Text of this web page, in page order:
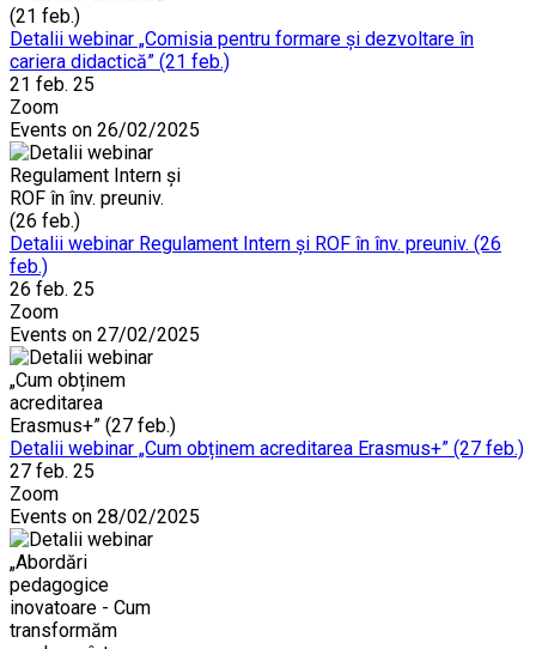
Detalii webinar „Comisia pentru formare și dezvoltare în
cariera didactică” (21 feb.)
21 feb. 25
Zoom
Events on 26/02/2025
Detalii webinar Regulament Intern și ROF în înv. preuniv. (26
feb.)
26 feb. 25
Zoom
Events on 27/02/2025
Detalii webinar „Cum obținem acreditarea Erasmus+” (27 feb.)
27 feb. 25
Zoom
Events on 28/02/2025